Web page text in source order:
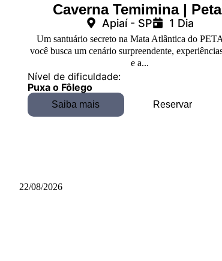
Caverna Temimina |
Apiaí - SP 1 Dia
Um santuário secreto na Mata Atlântica do
você busca um cenário surpreendente,
e a...
Nível de dificuldade:
Puxa o Fôlego
Saiba mais Reservar
22/08/2026